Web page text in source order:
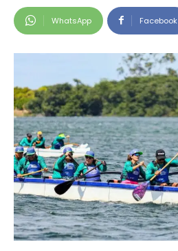
WhatsApp Facebook